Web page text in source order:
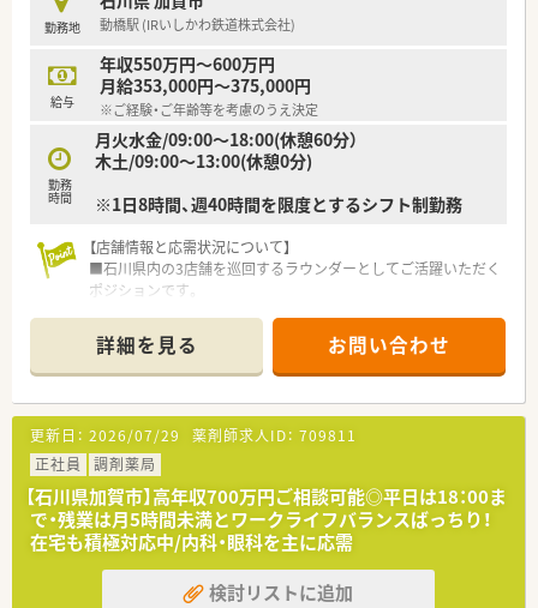
勤務地 動橋駅 (IRいしかわ鉄道株式会社)
給与
年収550万円～600万円
月給353,000円～375,000円
※ご経験・ご年齢等を考慮のうえ決定
勤務
時間
月火水金/09:00～18:00(休憩60分）
木土/09:00～13:00(休憩0分)
※1日8時間、週40時間を限度とするシフト制勤務
【店舗情報と応需状況について】
■石川県内の3店舗を巡回するラウンダーとしてご活躍いただく
ポジションです。
箋は40～50枚です。
■各店舗とも地域に根差しており、落ち着いた環境で業務に取り
組むことができます。
【法人特徴について】
■石川県、福井県、滋賀県に合計8店舗の調剤薬局を地場に根差
して展開しています。
■各店舗がそれぞれの地域で信頼関係を築いており、門前のクリ
ニックとも関係は良好です。
■店舗間の距離があるため、各店舗の独立性が高く、和気あいあ
いとした雰囲気です。
【求人情報について】
詳細を見る お問い合わせ
更新日： 2026/07/29 薬剤師求人ID： 709811
正社員
調剤薬局
【石川県加賀市】高年収700万円ご相談可能◎平日は18：00ま
で・残業は月5時間未満とワークライフバランスばっちり！
在宅も積極対応中/内科・眼科を主に応需
検討リストに追加